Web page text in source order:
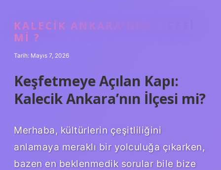
KALECIK ANKARA’NIN ILÇESI
MI ?
Tarih: Mayıs 7, 2026
Keşfetmeye Açılan Kapı:
Kalecik Ankara’nın İlçesi mi?
Merhaba, kültürlerin çeşitliliğini
anlamaya meraklı bir yolculuğa çıkarken,
bazen en beklenmedik sorular bile bize